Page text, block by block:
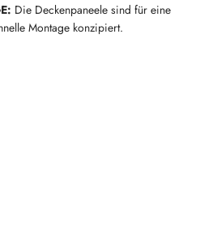
Die Deckenpaneele sind für eine
Montage konzipiert.